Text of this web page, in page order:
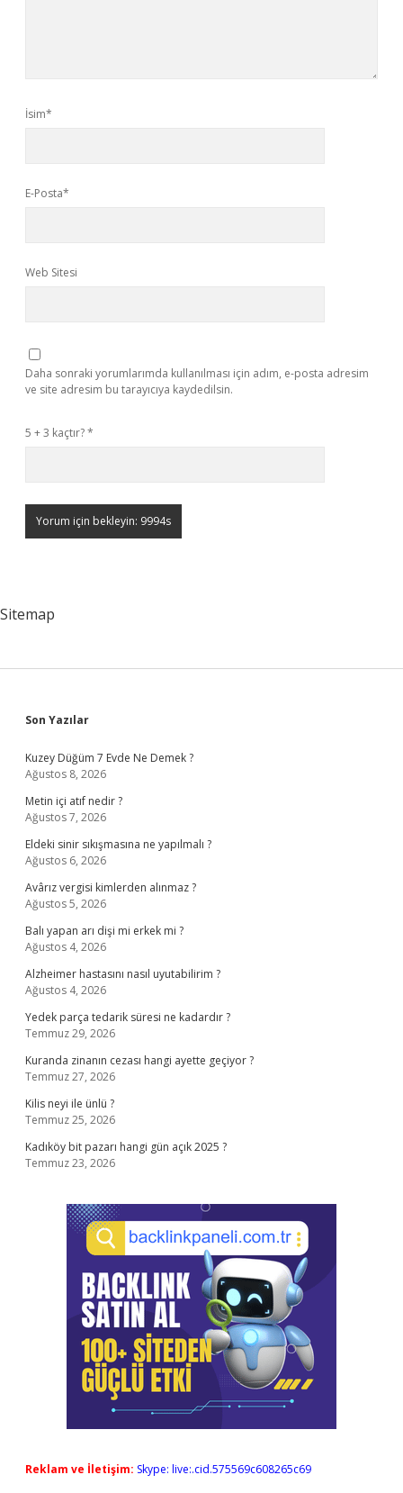
İsim*
E-Posta*
Web Sitesi
Daha sonraki yorumlarımda kullanılması için adım, e-posta adresim
ve site adresim bu tarayıcıya kaydedilsin.
5 + 3 kaçtır?*
Sitemap
Sidebar
Son Yazılar
Kuzey Düğüm 7 Evde Ne Demek ?
Ağustos 8, 2026
Metin içi atıf nedir ?
Ağustos 7, 2026
Eldeki sinir sıkışmasına ne yapılmalı ?
Ağustos 6, 2026
Avârız vergisi kimlerden alınmaz ?
Ağustos 5, 2026
Balı yapan arı dişi mi erkek mi ?
Ağustos 4, 2026
Alzheimer hastasını nasıl uyutabilirim ?
Ağustos 4, 2026
Yedek parça tedarik süresi ne kadardır ?
Temmuz 29, 2026
Kuranda zinanın cezası hangi ayette geçiyor ?
Temmuz 27, 2026
Kilis neyi ile ünlü ?
Temmuz 25, 2026
Kadıköy bit pazarı hangi gün açık 2025 ?
Temmuz 23, 2026
Reklam ve İletişim: Skype: live:.cid.575569c608265c69